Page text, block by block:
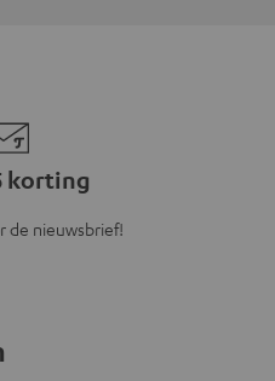
korting
de nieuwsbrief!